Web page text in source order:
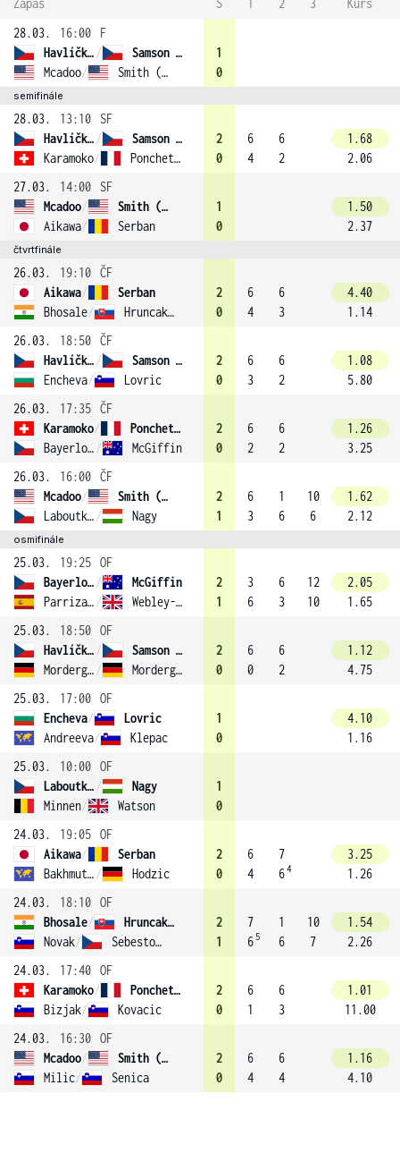
Zápas S 1 2 3
Kurs
28.03.
16:00
F
Havlíčková /
Samson (4)
Mcadoo/ Smith (3)
1
0
semifinále
28.03. 13:10
SF
Havlíčková /
Samson (4)
Karamoko/ Ponchet (2)
2
0
6
4
6
2
1.68
2.06
27.03.
14:00
SF
Mcadoo/
Smith (3)
Aikawa/ Serban
1
0
1.50
2.37
čtvrtfinále
26.03. 19:10 ČF
Aikawa/
Serban
Bhosale/ Hruncakova (1)
2
0
6
4
6
3
4.40
1.14
26.03.
18:50 ČF
Havlíčková /
Samson (4)
Encheva/ Lovric
2
0
6
3
6
2
1.08
5.80
26.03.
17:35 ČF
Karamoko/
Ponchet (2)
Bayerlova / McGiffin
2
0
6
2
6
2
1.26
3.25
26.03.
16:00 ČF
Mcadoo/
Smith (3)
Laboutkova / Nagy
2
1
6
3
1
6
10
6
1.62
2.12
osmifinále
25.03. 19:25 OF
Bayerlova /
McGiffin
Parrizas-Diaz / Webley-Smith
2
1
3
6
6
3
12
10
2.05
1.65
25.03.
18:50 OF
Havlíčková /
Samson (4)
Morderger / Morderger
2
0
6
0
6
2
1.12
4.75
25.03.
17:00 OF
Encheva/
Lovric
Andreeva/ Klepac
1
0
4.10
1.16
25.03.
10:00 OF
Laboutkova /
Nagy
Minnen/ Watson
1
0
24.03.
19:05 OF
Aikawa/
Serban
Bakhmutkina / Hodzic
2
0
6
4
7
64
3.25
1.26
24.03.
18:10 OF
Bhosale/
Hruncakova (1)
Novak/ Sebestova
2
1
7
6 5
1
6
10
7
1.54
2.26
24.03.
17:40 OF
Karamoko/
Ponchet (2)
Bizjak/ Kovacic
2
0
6
1
6
3
1.01
11.00
24.03.
16:30 OF
Mcadoo/
Smith (3)
Milic/ Senica
2
0
6
4
6
4
1.16
4.10